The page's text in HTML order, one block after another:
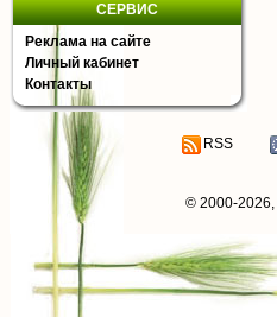
СЕРВИС
Реклама на сайте
Личный кабинет
Контакты
RSS
© 2000-2026,